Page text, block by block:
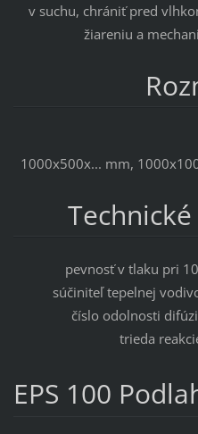
v suchu, chrániť pred
žiareniu a
1000x500x... mm,
pevnosť v tlaku pri
súčiniteľ tepelnej
číslo odolnosti
trieda
EPS 100